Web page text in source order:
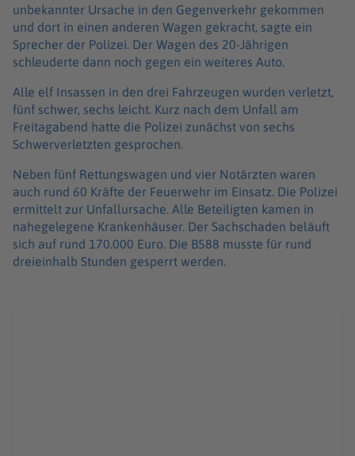
unbekannter Ursache in den Gegenverkehr gekommen
und dort in einen anderen Wagen gekracht, sagte ein
Sprecher der Polizei. Der Wagen des 20-Jährigen
schleuderte dann noch gegen ein weiteres Auto.
Alle elf Insassen in den drei Fahrzeugen wurden verletzt,
fünf schwer, sechs leicht. Kurz nach dem Unfall am
Freitagabend hatte die Polizei zunächst von sechs
Schwerverletzten gesprochen.
Neben fünf Rettungswagen und vier Notärzten waren
auch rund 60 Kräfte der Feuerwehr im Einsatz. Die Polizei
ermittelt zur Unfallursache. Alle Beteiligten kamen in
nahegelegene Krankenhäuser. Der Sachschaden beläuft
sich auf rund 170.000 Euro. Die B588 musste für rund
dreieinhalb Stunden gesperrt werden.